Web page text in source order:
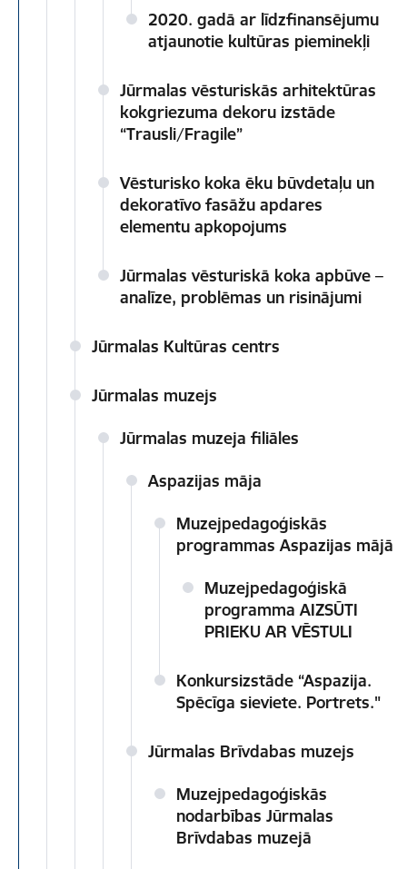
2020. gadā ar līdzfinansējumu
atjaunotie kultūras pieminekļi
Jūrmalas vēsturiskās arhitektūras
kokgriezuma dekoru izstāde
“Trausli/Fragile”
Vēsturisko koka ēku būvdetaļu un
dekoratīvo fasāžu apdares
elementu apkopojums
Jūrmalas vēsturiskā koka apbūve –
analīze, problēmas un risinājumi
Jūrmalas Kultūras centrs
Jūrmalas muzejs
Jūrmalas muzeja filiāles
Aspazijas māja
Muzejpedagoģiskās
programmas Aspazijas mājā
Muzejpedagoģiskā
programma AIZSŪTI
PRIEKU AR VĒSTULI
Konkursizstāde “Aspazija.
Spēcīga sieviete. Portrets."
Jūrmalas Brīvdabas muzejs
Muzejpedagoģiskās
nodarbības Jūrmalas
Brīvdabas muzejā